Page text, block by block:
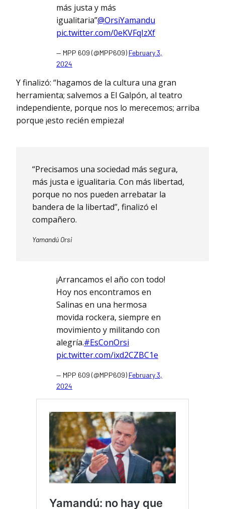
más justa y más
igualitaria”@OrsiYamandu
pic.twitter.com/0eKVFqIzXf
— MPP 609 (@MPP609) February 3,
2024
Y finalizó: “hagamos de la cultura una gran
herramienta; salvemos a El Galpón, al teatro
independiente, porque nos lo merecemos; arriba
porque ¡esto recién empieza!
“Precisamos una sociedad más segura,
más justa e igualitaria. Con más libertad,
porque no nos pueden arrebatar la
bandera de la libertad”, finalizó el
compañero.
Yamandú Orsi
¡Arrancamos el año con todo!
Hoy nos encontramos en
Salinas en una hermosa
movida rockera, siempre en
movimiento y militando con
alegría.#EsConOrsi
pic.twitter.com/ixd2CZBC1e
— MPP 609 (@MPP609) February 3,
2024